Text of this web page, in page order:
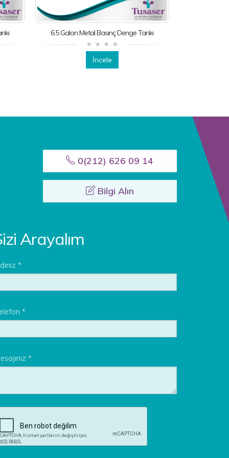
6.5 Galon Metal Basınç Denge Tankı
İncele
0(212) 626 09 14
Bilgi Alın
Arayalım
*
*
*